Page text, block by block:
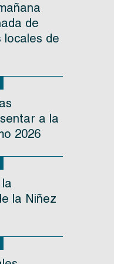
de
locales de
a la
2026
la Niñez